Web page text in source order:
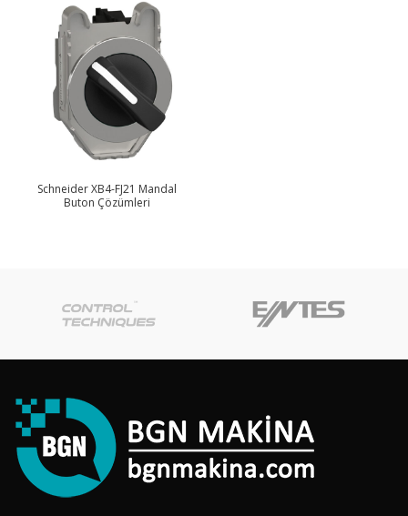
Schneider XB4-FJ21 Mandal
Buton Çözümleri